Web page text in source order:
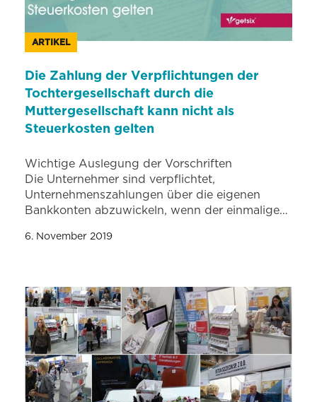
ARTIKEL
Die Zahlung der Verpflichtungen der
Tochtergesellschaft durch die
Muttergesellschaft kann nicht als
Steuerkosten gelten
Wichtige Auslegung der Vorschriften
Die Unternehmer sind verpflichtet,
Unternehmenszahlungen über die eigenen
Bankkonten abzuwickeln, wenn der einmalige…
6. November 2019